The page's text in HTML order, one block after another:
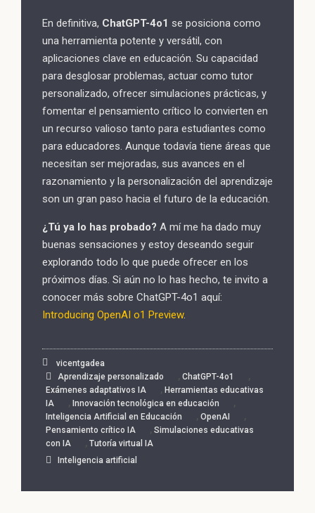
En definitiva, ChatGPT-4o1 se posiciona como
una herramienta potente y versátil, con
aplicaciones clave en educación. Su capacidad
para desglosar problemas, actuar como tutor
personalizado, ofrecer simulaciones prácticas, y
fomentar el pensamiento crítico lo convierten en
un recurso valioso tanto para estudiantes como
para educadores. Aunque todavía tiene áreas que
necesitan ser mejoradas, sus avances en el
razonamiento y la personalización del aprendizaje
son un gran paso hacia el futuro de la educación.
¿Tú ya lo has probado? A mí me ha dado muy
buenas sensaciones y estoy deseando seguir
explorando todo lo que puede ofrecer en los
próximos días. Si aún no lo has hecho, te invito a
conocer más sobre ChatGPT-4o1 aquí:
Introducing OpenAI o1 Preview.
vicentgadea
Aprendizaje personalizado
, ChatGPT-4o1 ,
Exámenes adaptativos IA , Herramientas educativas
IA
, Innovación tecnológica en educación ,
Inteligencia Artificial en Educación , OpenAI ,
Pensamiento crítico IA , Simulaciones educativas
con IA
, Tutoría virtual IA
Inteligencia artificial